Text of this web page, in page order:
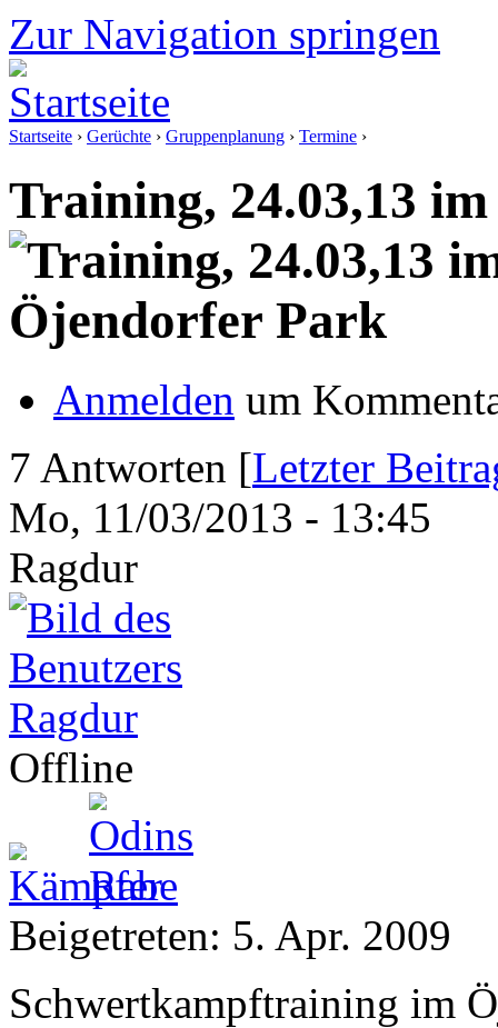
Zur Navigation springen
Startseite › Gerüchte › Gruppenplanung › Termine ›
Training, 24.03,13
Anmelden um
7 Antworten [Letzter
Mo, 11/03/2013 - 13:45
Ragdur
Offline
Beigetreten: 5. Apr. 2009
Schwertkampftraining im